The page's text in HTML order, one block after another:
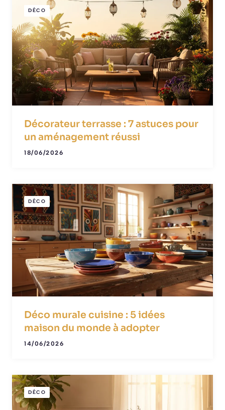
DÉCO
Décorateur terrasse : 7 astuces pour
un aménagement réussi
18/06/2026
DÉCO
Déco murale cuisine : 5 idées
maison du monde à adopter
14/06/2026
DÉCO